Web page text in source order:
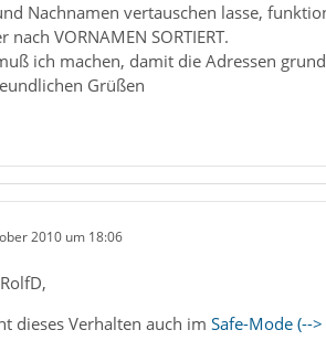
Nachnamen vertauschen lasse,
nach VORNAMEN SORTIERT.
ich machen, damit die Adressen
Grüßen
2010 um 18:06
dieses Verhalten auch im Safe-Mode (--